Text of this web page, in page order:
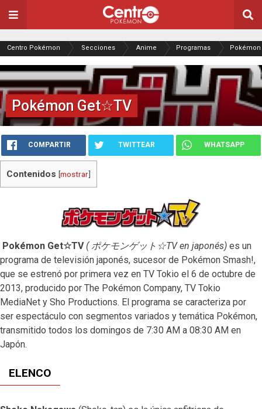
Centro Pokémon Secciones Anime Programas
Pokémon Get☆TV
COMPARTIR TWITTEAR WHATSAPP
Contenidos [mostrar]
Pokémon Get☆TV ( ポケモンゲット☆TV en japonés) es un
programa de televisión japonés, sucesor de Pokémon Smash!,
que se estrenó por primera vez en TV Tokio el 6 de octubre de
2013, producido por The Pokémon Company, TV Tokio
MediaNet y Sho Productions. El programa se caracteriza por
ser espectáculo con segmentos variados y temática Pokémon,
transmitido todos los domingos de 7:30 AM a 08:30 AM en
Japón.
ELENCO